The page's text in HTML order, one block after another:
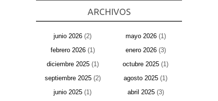
ARCHIVOS
junio 2026 (2) mayo 2026(1)
febrero 2026(1) enero 2026(3)
diciembre 2025(1) octubre 2025 (1)
septiembre 2025(2) agosto 2025 (1)
junio 2025 (1) abril 2025(3)